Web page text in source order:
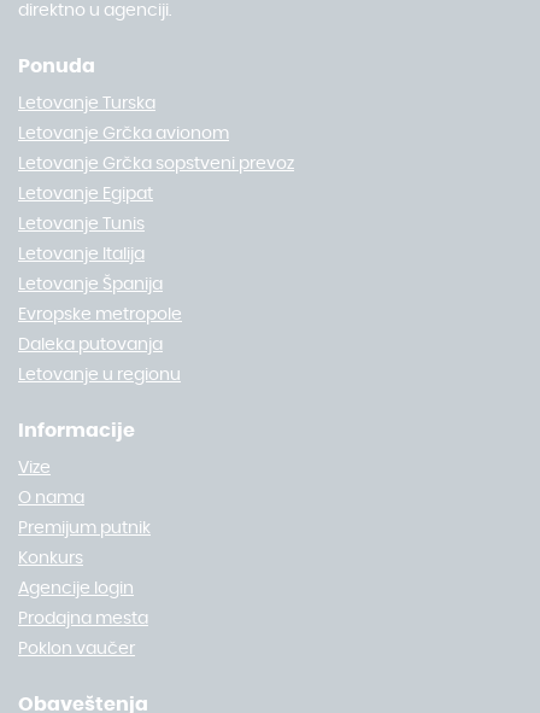
direktno u agenciji.
Ponuda
Letovanje Turska
Letovanje Grčka avionom
Letovanje Grčka sopstveni prevoz
Letovanje Egipat
Letovanje Tunis
Letovanje Italija
Letovanje Španija
Evropske metropole
Daleka putovanja
Letovanje u regionu
Informacije
Vize
O nama
Premijum putnik
Konkurs
Agencije login
Prodajna mesta
Poklon vaučer
Obaveštenja